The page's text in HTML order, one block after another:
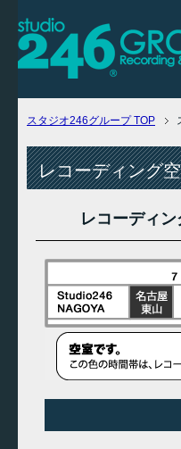
スタジオ246グループTOP
レコーディング
レコーディ